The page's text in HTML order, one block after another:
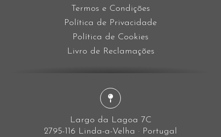
Termos e Condições
Política de Privacidade
Política de Cookies
Livro de Reclamações
Largo da Lagoa 7C
2795-116 Linda-a-Velha · Portugal